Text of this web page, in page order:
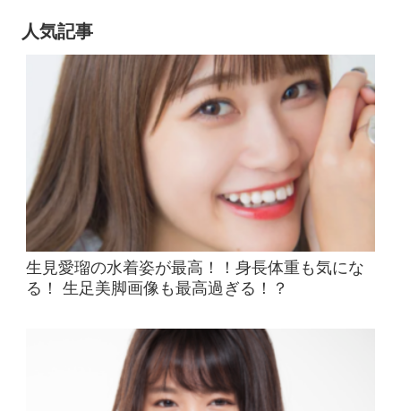
人気記事
生見愛瑠の水着姿が最高！！身長体重も気にな
る！ 生足美脚画像も最高過ぎる！？